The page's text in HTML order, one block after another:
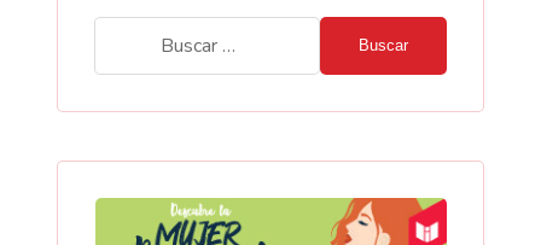
Buscar